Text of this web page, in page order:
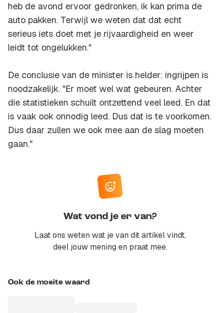
heb de avond ervoor gedronken, ik kan prima de
auto pakken. Terwijl we weten dat dat echt
serieus iets doet met je rijvaardigheid en weer
leidt tot ongelukken."
De conclusie van de minister is helder: ingrijpen is
noodzakelijk. "Er moet wel wat gebeuren. Achter
die statistieken schuilt ontzettend veel leed. En dat
is vaak ook onnodig leed. Dus dat is te voorkomen.
Dus daar zullen we ook mee aan de slag moeten
gaan."
Wat vond je er van?
Laat ons weten wat je van dit artikel vindt,
deel jouw mening en praat mee.
Ook de moeite waard